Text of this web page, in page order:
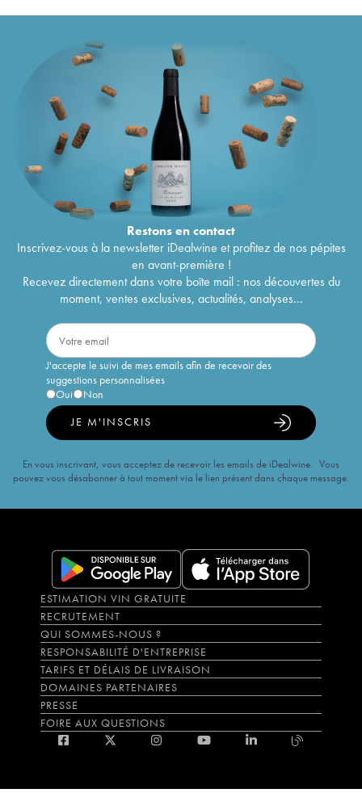
Restons encontact
Inscrivez-vous à la newsletter iDealwine et profitez de nos pépites
en avant-première !
Recevez directement dans votre boîte mail : nos découvertes du
moment, ventes exclusives, actualités, analyses...
J'accepte le suivi de mes emails afin de recevoir des
suggestions personnalisées
Oui
Non
JE M'INSCRIS
En vous inscrivant, vous acceptez de recevoir les emails de iDealwine. Vous
pouvez vous désabonner à tout moment via le lien présent dans chaque message.
ESTIMATION VIN GRATUITE
RECRUTEMENT
QUI SOMMES-NOUS ?
RESPONSABILITÉ D'ENTREPRISE
TARIFS ET DÉLAIS DE LIVRAISON
DOMAINES PARTENAIRES
PRESSE
FOIRE AUX QUESTIONS